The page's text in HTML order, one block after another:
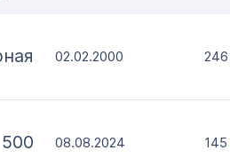
02.02.2000 246
08.08.2024 145